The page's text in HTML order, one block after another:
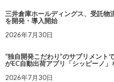
三井倉庫ホールディングス、受託物
を開発・導入開始
2026年7月30日
“独自開発こだわり”のサプリメント
がEC自動出荷アプリ「シッピーノ」
2026年7月30日